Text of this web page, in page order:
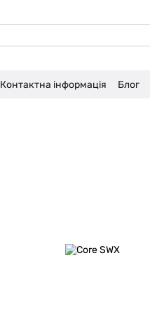
Контактна інформація Блог